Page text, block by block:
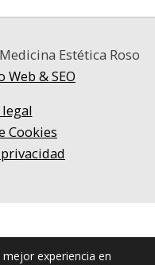
Estética Roso
Web & SEO
Cookies
experiencia en